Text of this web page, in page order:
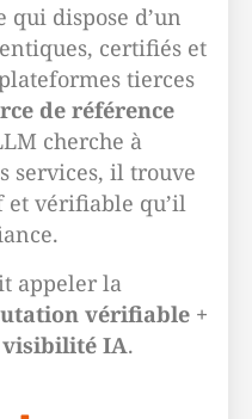
qui dispose d’un
certifiés et
tierces
de référence
cherche à
services, il trouve
et vérifiable qu’il
appeler la
vérifiable +
visibilité IA.